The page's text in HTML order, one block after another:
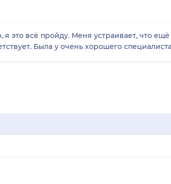
это всё пройду. Меня устраивает, что
Была у очень хорошего